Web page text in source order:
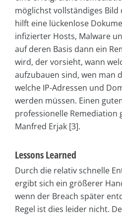
möglichst vollständiges Bild
hilft eine lückenlose
infizierter Hosts, Malware
auf deren Basis dann ein
wird, der vorsieht, wann
aufzubauen sind, wen man
welche IP-Adressen und
werden müssen. Einen
professionelle Remediation
Manfred Erjak [3].
Lessons Learned
Durch die relativ schnelle
ergibt sich ein größerer
wenn der Breach später
Regel ist dies leider nicht.